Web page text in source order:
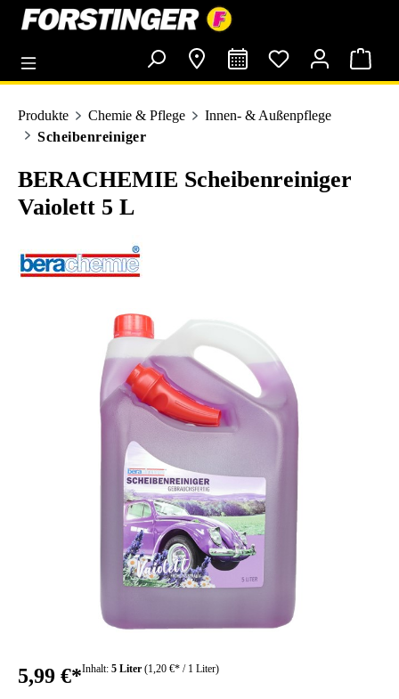
springen
Produkte Chemie & Pflege
Innen- & Außenpflege
Scheibenreiniger
BERACHEMIE Scheibenreiniger
Vaiolett 5 L
Bildergalerie überspringen
5,99 €*Inhalt: 5 Liter (1,20 €* / 1 Liter)